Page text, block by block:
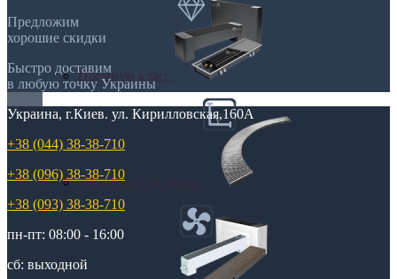
Премиум класс
Радиусные/Угловые
Предложим
хорошие скидки
Быстро доставим
в любую точку Украины
Украина, г.Киев. ул. Кирилловская,160А
+38 (044) 38-38-710
+38 (096) 38-38-710
+38 (093) 38-38-710
пн-пт: 08:00 - 16:00
сб: выходной